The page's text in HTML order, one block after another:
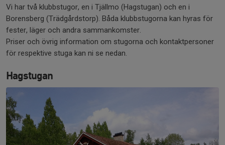
Vi har två klubbstugor, en i Tjällmo (Hagstugan) och en i
Borensberg (Trädgårdstorp). Båda klubbstugorna kan hyras för
fester, läger och andra sammankomster.
Priser och övrig information om stugorna och kontaktpersoner
för respektive stuga kan ni se nedan.
Hagstugan